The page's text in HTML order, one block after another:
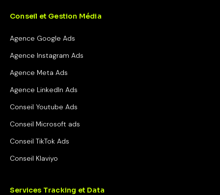
Conseil et Gestion Média
Agence Google Ads
Agence Instagram Ads
Agence Meta Ads
Agence LinkedIn Ads
Conseil Youtube Ads
Conseil Microsoft ads
Conseil TikTok Ads
Conseil Klaviyo
Services Tracking et Data